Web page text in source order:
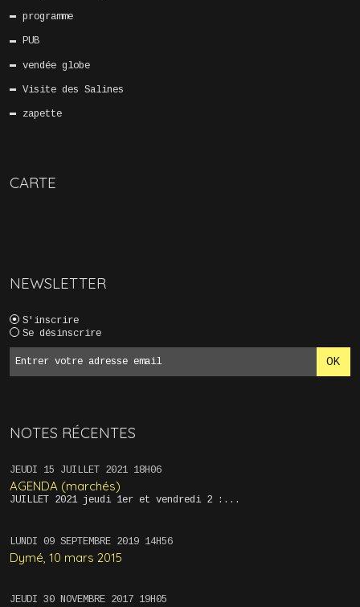
programme
PUB
vendée globe
Visite des Salines
zapette
CARTE
NEWSLETTER
S'inscrire
Se désinscrire
NOTES RÉCENTES
JEUDI 15 JUILLET 2021 18H06
AGENDA (marchés)
JUILLET 2021 jeudi 1er et vendredi 2 :...
LUNDI 09 SEPTEMBRE 2019 14H56
Dymé, 10 mars 2015
JEUDI 30 NOVEMBRE 2017 19H05